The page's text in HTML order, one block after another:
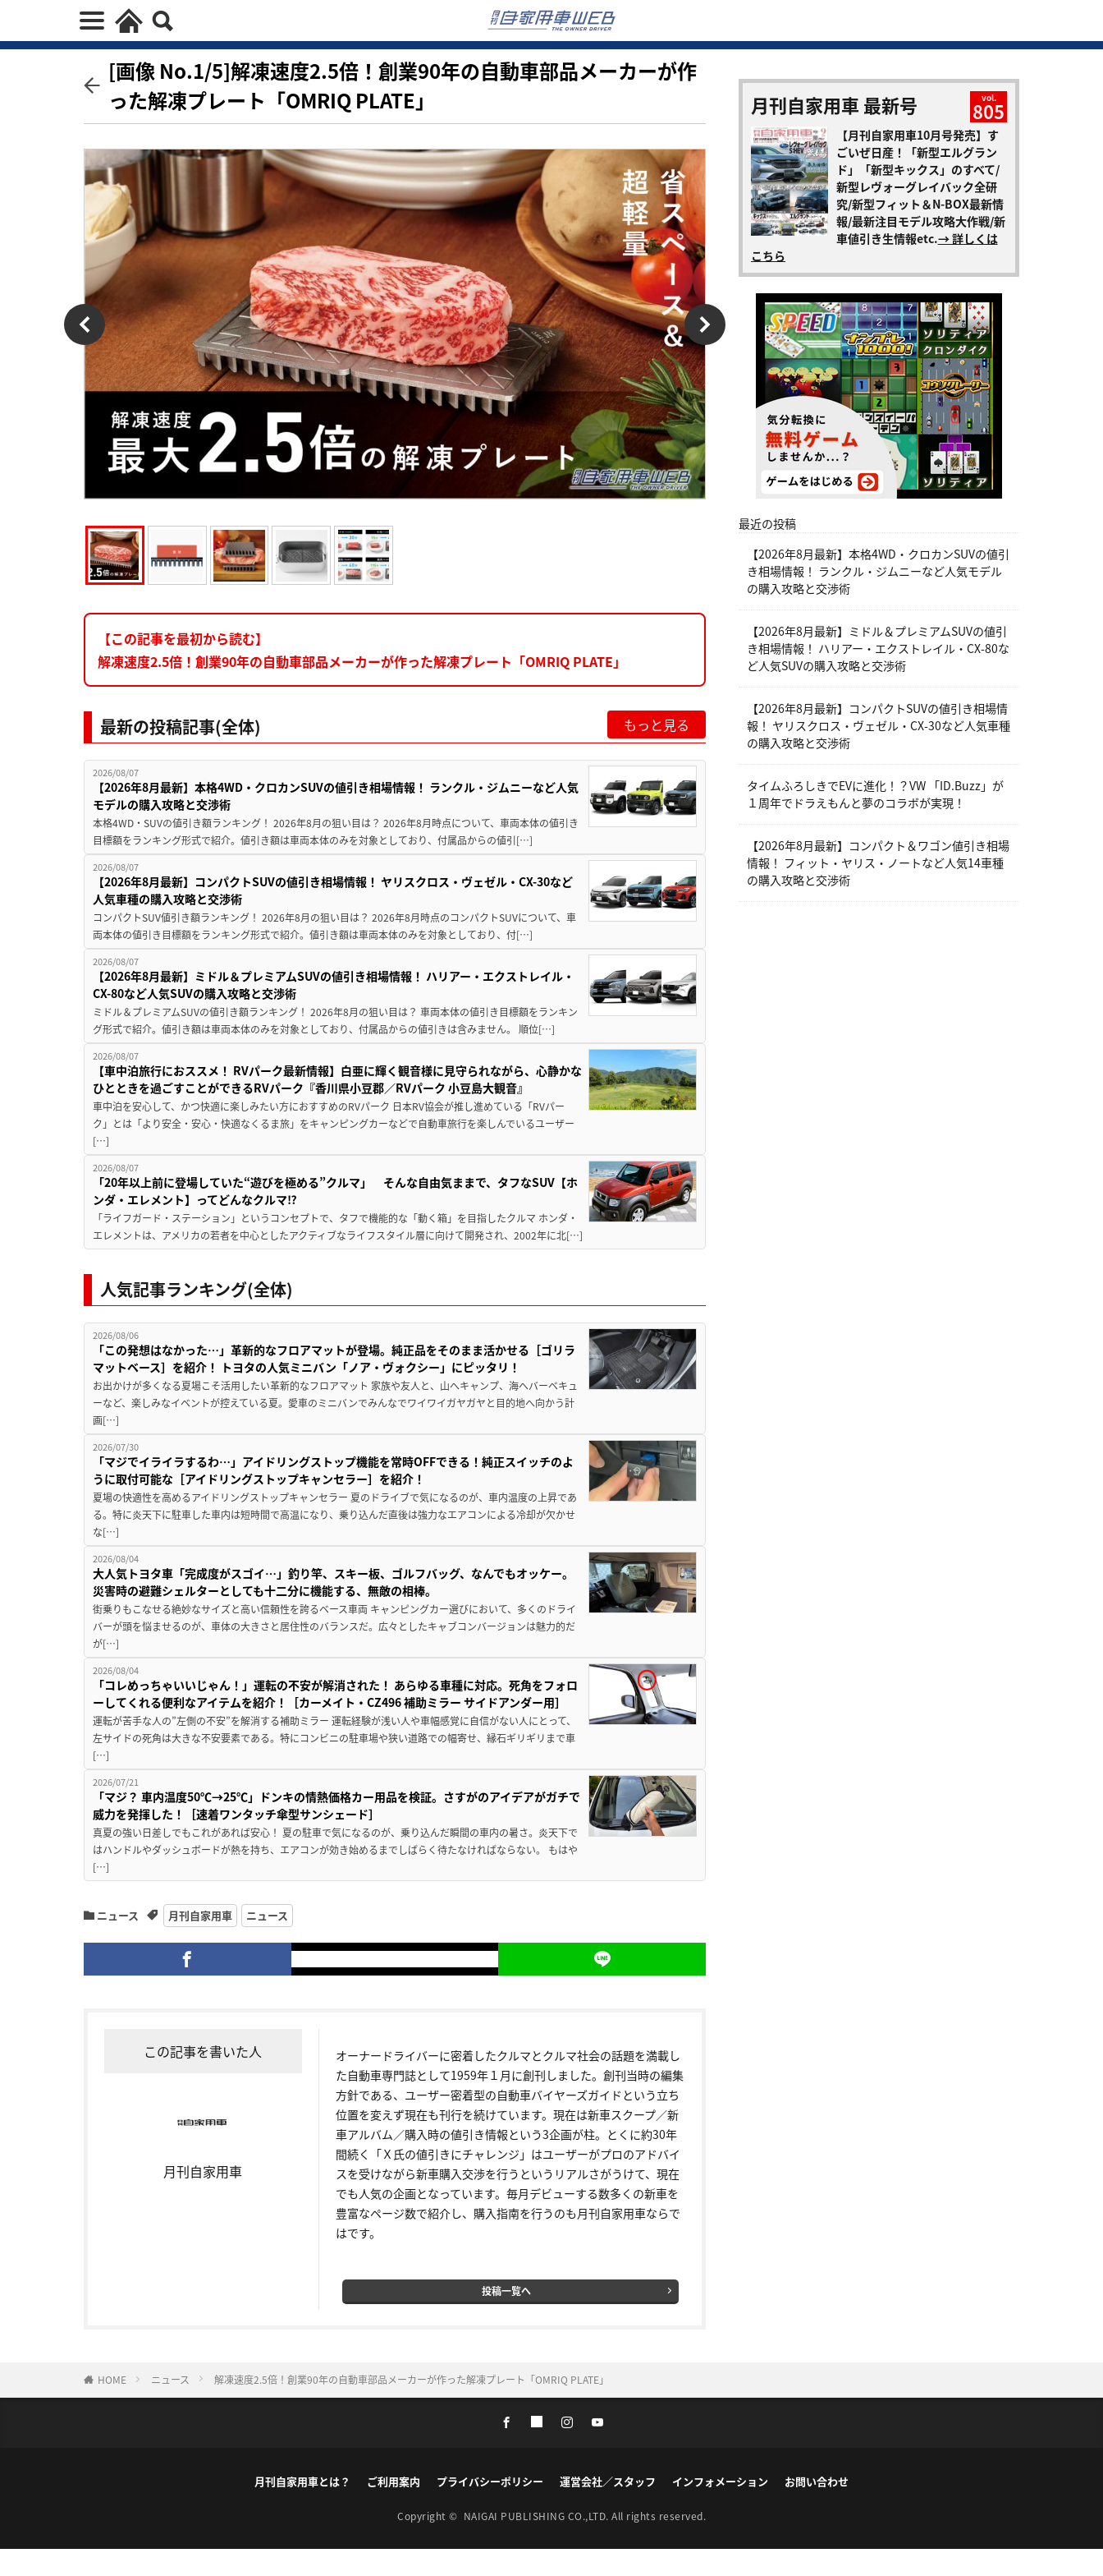
[画像 No.1/5]解凍速度2.5倍！創業90年の自動車部品メーカーが作
った解凍プレート「OMRIQ PLATE」
【この記事を最初から読む】
解凍速度2.5倍！創業90年の自動車部品メーカーが作った解凍プレート「OMRIQ PLATE」
最新の投稿記事(全体) もっと見る
2026/08/07
【2026年8月最新】本格4WD・クロカンSUVの値引き相場情報！ ランクル・ジムニーなど人気
モデルの購入攻略と交渉術
本格4WD・SUVの値引き額ランキング！ 2026年8月の狙い目は？ 2026年8月時点について、車両本体の値引き
目標額をランキング形式で紹介。値引き額は車両本体のみを対象としており、付属品からの値引[…]
2026/08/07
【2026年8月最新】コンパクトSUVの値引き相場情報！ ヤリスクロス・ヴェゼル・CX-30など
人気車種の購入攻略と交渉術
コンパクトSUV値引き額ランキング！ 2026年8月の狙い目は？ 2026年8月時点のコンパクトSUVについて、車
両本体の値引き目標額をランキング形式で紹介。値引き額は車両本体のみを対象としており、付[…]
2026/08/07
【2026年8月最新】ミドル＆プレミアムSUVの値引き相場情報！ ハリアー・エクストレイル・
CX-80など人気SUVの購入攻略と交渉術
ミドル＆プレミアムSUVの値引き額ランキング！ 2026年8月の狙い目は？ 車両本体の値引き目標額をランキン
グ形式で紹介。値引き額は車両本体のみを対象としており、付属品からの値引きは含みません。 順位[…]
2026/08/07
【車中泊旅行におススメ！ RVパーク最新情報】白亜に輝く観音様に見守られながら、心静かな
ひとときを過ごすことができるRVパーク『香川県小豆郡／RVパーク 小豆島大観音』
車中泊を安心して、かつ快適に楽しみたい方におすすめのRVパーク 日本RV協会が推し進めている「RVパー
ク」とは「より安全・安心・快適なくるま旅」をキャンピングカーなどで自動車旅行を楽しんでいるユーザー
[…]
2026/08/07
「20年以上前に登場していた“遊びを極める”クルマ」 そんな自由気ままで、タフなSUV【ホ
ンダ・エレメント】ってどんなクルマ⁉︎
「ライフガード・ステーション」というコンセプトで、タフで機能的な「動く箱」を目指したクルマ ホンダ・
エレメントは、アメリカの若者を中心としたアクティブなライフスタイル層に向けて開発され、2002年に北[…]
人気記事ランキング(全体)
2026/08/06
「この発想はなかった…」革新的なフロアマットが登場。純正品をそのまま活かせる［ゴリラ
マットベース］を紹介！ トヨタの人気ミニバン「ノア・ヴォクシー」にピッタリ！
お出かけが多くなる夏場こそ活用したい革新的なフロアマット 家族や友人と、山へキャンプ、海へバーベキュ
ーなど、楽しみなイベントが控えている夏。愛車のミニバンでみんなでワイワイガヤガヤと目的地へ向かう計
画[…]
2026/07/30
「マジでイライラするわ…」アイドリングストップ機能を常時OFFできる！純正スイッチのよ
うに取付可能な［アイドリングストップキャンセラー］を紹介！
夏場の快適性を高めるアイドリングストップキャンセラー 夏のドライブで気になるのが、車内温度の上昇であ
る。特に炎天下に駐車した車内は短時間で高温になり、乗り込んだ直後は強力なエアコンによる冷却が欠かせ
な[…]
2026/08/04
大人気トヨタ車「完成度がスゴイ…」釣り竿、スキー板、ゴルフバッグ、なんでもオッケー。
災害時の避難シェルターとしても十二分に機能する、無敵の相棒。
街乗りもこなせる絶妙なサイズと高い信頼性を誇るベース車両 キャンピングカー選びにおいて、多くのドライ
バーが頭を悩ませるのが、車体の大きさと居住性のバランスだ。広々としたキャブコンバージョンは魅力的だ
が[…]
2026/08/04
「コレめっちゃいいじゃん！」運転の不安が解消された！ あらゆる車種に対応。死角をフォロ
ーしてくれる便利なアイテムを紹介！［カーメイト・CZ496 補助ミラー サイドアンダー用］
運転が苦手な人の”左側の不安”を解消する補助ミラー 運転経験が浅い人や車幅感覚に自信がない人にとって、
左サイドの死角は大きな不安要素である。特にコンビニの駐車場や狭い道路での幅寄せ、縁石ギリギリまで車
[…]
2026/07/21
「マジ？ 車内温度50℃→25℃」ドンキの情熱価格カー用品を検証。さすがのアイデアがガチで
威力を発揮した！［速着ワンタッチ傘型サンシェード］
真夏の強い日差しでもこれがあれば安心！ 夏の駐車で気になるのが、乗り込んだ瞬間の車内の暑さ。炎天下で
はハンドルやダッシュボードが熱を持ち、エアコンが効き始めるまでしばらく待たなければならない。 もはや
[…]
ニュース 月刊自家用車 ニュース
この記事を書いた人
月刊自家用車
オーナードライバーに密着したクルマとクルマ社会の話題を満載し
た自動車専門誌として1959年１月に創刊しました。創刊当時の編集
方針である、ユーザー密着型の自動車バイヤーズガイドという立ち
位置を変えず現在も刊行を続けています。現在は新車スクープ／新
車アルバム／購入時の値引き情報という3企画が柱。とくに約30年
間続く「Ｘ氏の値引きにチャレンジ」はユーザーがプロのアドバイ
スを受けながら新車購入交渉を行うというリアルさがうけて、現在
でも人気の企画となっています。毎月デビューする数多くの新車を
豊富なページ数で紹介し、購入指南を行うのも月刊自家用車ならで
はです。
投稿一覧へ
月刊自家用車 最新号 vol.
805
【月刊自家用車10月号発売】す
ごいぜ日産！「新型エルグラン
ド」「新型キックス」のすべて/
新型レヴォーグレイバック全研
究/新型フィット＆N-BOX最新情
報/最新注目モデル攻略大作戦/新
車値引き生情報etc.→ 詳しくは
こちら
最近の投稿
【2026年8月最新】本格4WD・クロカンSUVの値引
き相場情報！ ランクル・ジムニーなど人気モデル
の購入攻略と交渉術
【2026年8月最新】ミドル＆プレミアムSUVの値引
き相場情報！ ハリアー・エクストレイル・CX-80な
ど人気SUVの購入攻略と交渉術
【2026年8月最新】コンパクトSUVの値引き相場情
報！ ヤリスクロス・ヴェゼル・CX-30など人気車種
の購入攻略と交渉術
タイムふろしきでEVに進化！？VW 「ID.Buzz」が
１周年でドラえもんと夢のコラボが実現！
【2026年8月最新】コンパクト＆ワゴン値引き相場
情報！ フィット・ヤリス・ノートなど人気14車種
の購入攻略と交渉術
HOME ニュース 解凍速度2.5倍！創業90年の自動車部品メーカーが作った解凍プレート「OMRIQ PLATE」
月刊自家用車とは？ ご利用案内 プライバシーポリシー 運営会社／スタッフ インフォメーション お問い合わせ
Copyright © NAIGAI PUBLISHING CO.,LTD. All rights reserved.